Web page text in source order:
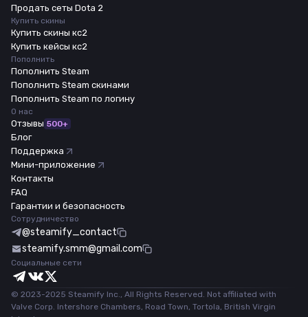
Продать сеты Dota 2
Купить скины
Купить скины кс2
Купить кейсы кс2
Пополнить
Пополнить Steam
Пополнить Steam скинами
Пополнить Steam по логину
О нас
Отзывы 500+
Блог
Поддержка
Мини-приложение
Контакты
FAQ
Гарантии и безопасность
Сотрудничество
@steamify_contact
steamify.smm@gmail.com
Социальные сети
© 2023-2025 Steamify Inc., All Rights Reserved. Not affiliated with
Valve Corp. Intershore Chambers, Road Town, Tortola, British Virgin